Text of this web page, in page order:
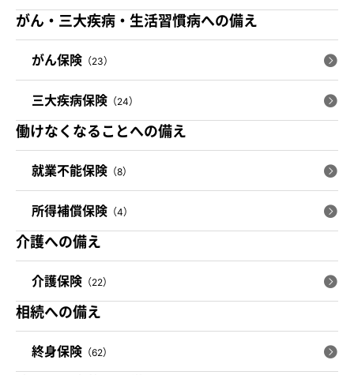
がん・三大疾病・生活習慣病への備え
がん保険 （23）
三大疾病保険 （24）
働けなくなることへの備え
就業不能保険 （8）
所得補償保険 （4）
介護への備え
介護保険 （22）
相続への備え
終身保険 （62）